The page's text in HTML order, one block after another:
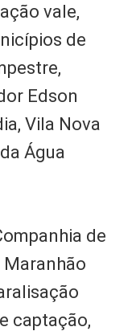
vale,
de
Edson
Vila Nova
Água
de
captação,